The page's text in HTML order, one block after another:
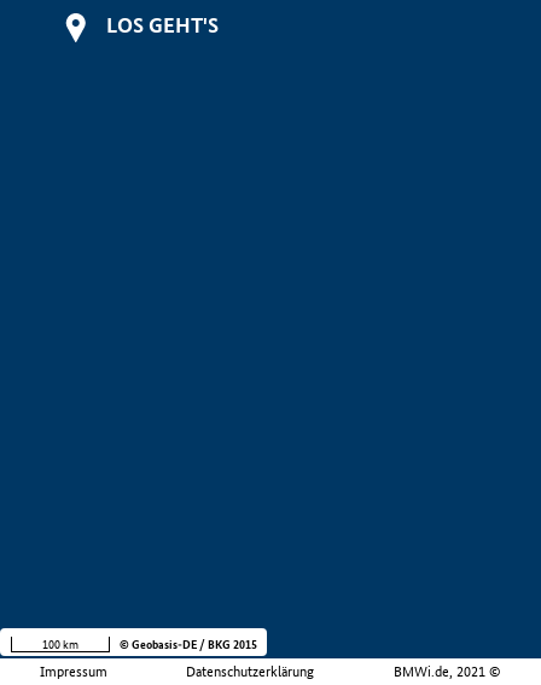
LOS GEHT'S
Impressum Datenschutzerklärung BMWi.de, 2021 ©
100 km © Geobasis-DE / BKG 2015